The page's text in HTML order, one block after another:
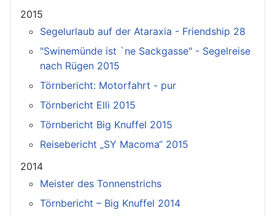
2015
Segelurlaub auf der Ataraxia - Friendship 28
"Swinemünde ist `ne Sackgasse" - Segelreise
nach Rügen 2015
Törnbericht: Motorfahrt - pur
Törnbericht Elli 2015
Törnbericht Big Knuffel 2015
Reisebericht „SY Macoma“ 2015
2014
Meister des Tonnenstrichs
Törnbericht – Big Knuffel 2014